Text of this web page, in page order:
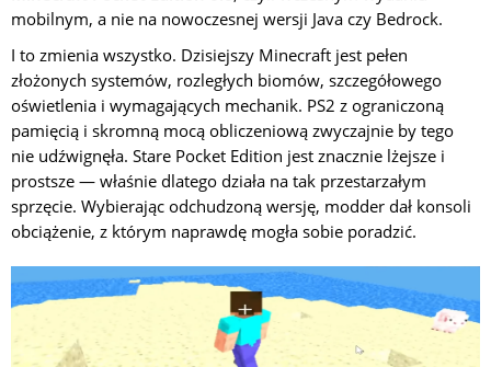
mobilnym, a nie na nowoczesnej wersji Java czy Bedrock.
I to zmienia wszystko. Dzisiejszy Minecraft jest pełen
złożonych systemów, rozległych biomów, szczegółowego
oświetlenia i wymagających mechanik. PS2 z ograniczoną
pamięcią i skromną mocą obliczeniową zwyczajnie by tego
nie udźwignęła. Stare Pocket Edition jest znacznie lżejsze i
prostsze — właśnie dlatego działa na tak przestarzałym
sprzęcie. Wybierając odchudzoną wersję, modder dał konsoli
obciążenie, z którym naprawdę mogła sobie poradzić.